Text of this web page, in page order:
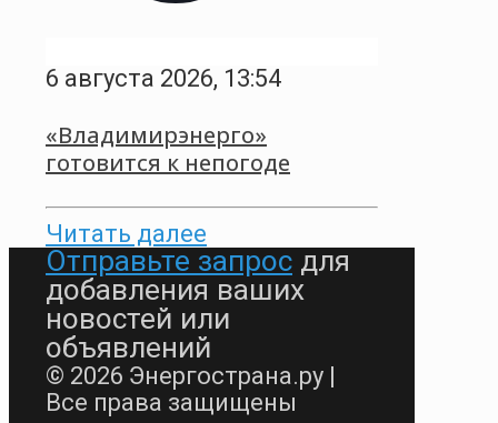
6 августа 2026, 13:54
«Владимирэнерго»
готовится к непогоде
Читать далее
Отправьте запрос для
добавления ваших
новостей или
объявлений
© 2026 Энергострана.ру |
Все права защищены